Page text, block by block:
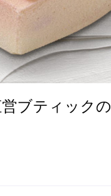
営ブティック